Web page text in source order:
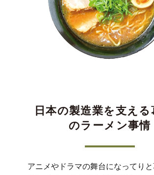
日本の製造業を支える
のラーメン事情
アニメやドラマの舞台になってり